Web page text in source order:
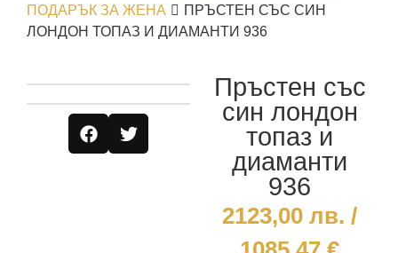
ПОДАРЪК ЗА ЖЕНА
ПРЪСТЕН СЪС СИН
ЛОНДОН ТОПАЗ И ДИАМАНТИ 936
Пръстен със
син лондон
топаз и
диаманти
936
2123,00 лв. /